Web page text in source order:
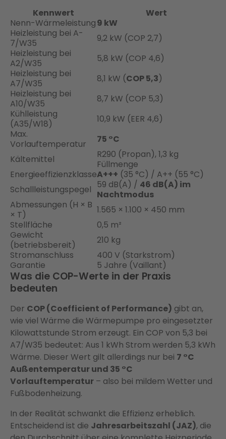
Kennwert
Wert
Nenn-Wärmeleistung9 kW
Heizleistung bei A-
7/W35
9,2 kW (COP 2,7)
Heizleistung bei
A2/W35
5,8 kW (COP 4,6)
Heizleistung bei
A7/W35
8,1 kW (COP 5,3)
Heizleistung bei
A10/W35
8,7 kW (COP 5,3)
Kühlleistung
(A35/W18)
10,9 kW (EER 4,6)
Max.
Vorlauftemperatur
75 °C
Kältemittel
R290 (Propan), 1,3 kg
Füllmenge
EnergieeffizienzklasseA+++ (35 °C) / A++ (55 °C)
Schallleistungspegel
59 dB(A) / 46 dB(A) im
Nachtmodus
Abmessungen (H × B
× T)
1.565 × 1.100 × 450 mm
Stellfläche
0,5 m²
Gewicht
(betriebsbereit)
210 kg
Stromanschluss
400 V (Starkstrom)
Garantie
5 Jahre (Vaillant)
Was die COP-Werte in der Praxis
bedeuten
Der COP (Coefficient of Performance) gibt an,
wie viel Wärme die Wärmepumpe pro eingesetzter
Kilowattstunde Strom erzeugt. Ein COP von 5,3 bei
A7/W35 bedeutet: Aus 1 kWh Strom werden 5,3 kWh
Wärme. Dieser Wert gilt allerdings nur bei 7 °C
Außentemperatur und 35 °C
Vorlauftemperatur – also bei mildem Wetter und
Fußbodenheizung.
In der Realität schwankt die Effizienz erheblich.
Entscheidend ist die Jahresarbeitszahl (JAZ), die